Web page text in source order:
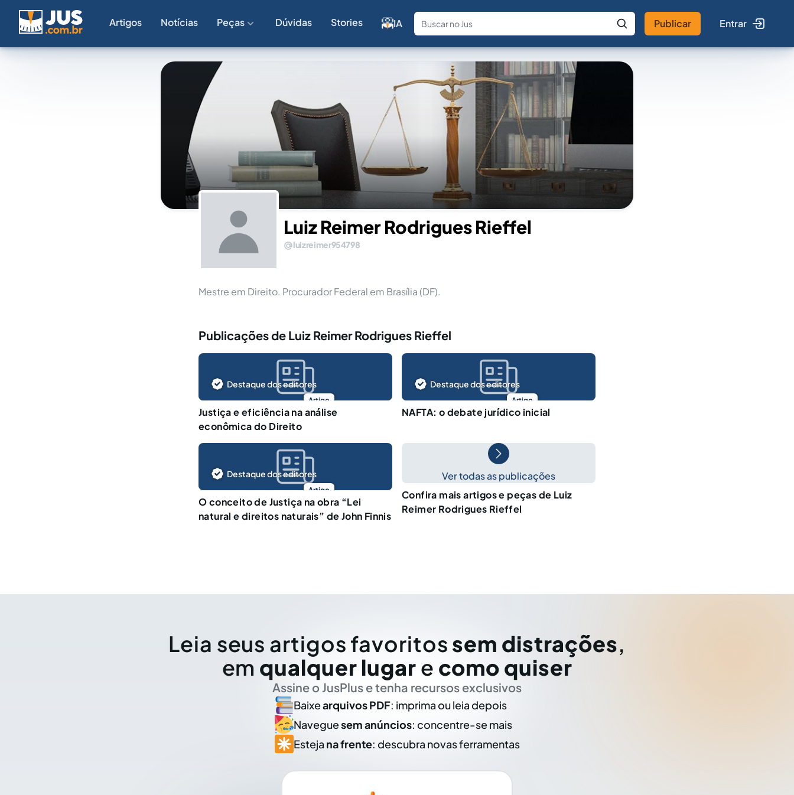
Artigos Notícias Peças Dúvidas Stories IA
Fale com a IA Buscar no Jus
Publicar Entrar
Luiz Reimer Rodrigues Rieffel
luizreimer954798
Mestre em Direito. Procurador Federal em Brasília (DF).
Publicações de Luiz Reimer Rodrigues Rieffel
Artigo
Destaque dos editores
Justiça e eficiência na análise
econômica do Direito
Artigo
Destaque dos editores
NAFTA: o debate jurídico inicial
Artigo
Destaque dos editores
O conceito de Justiça na obra “Lei
natural e direitos naturais” de John Finnis
Ver todas as publicações
Confira mais artigos e peças de Luiz
Reimer Rodrigues Rieffel
Leia seus artigos favoritos sem distrações,
em qualquer lugar e como quiser
Assine o JusPlus e tenha recursos exclusivos
Baixearquivos PDF: imprima ou leia depois
Naveguesem anúncios: concentre-se mais
Esteja na frente: descubra novas ferramentas